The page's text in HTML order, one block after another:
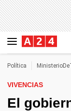
Política
VIVENCIAS
El